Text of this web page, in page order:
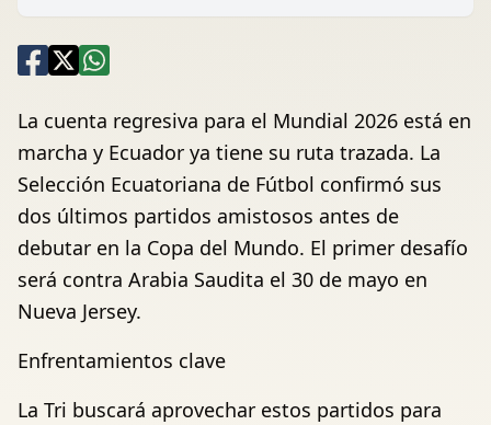
La cuenta regresiva para el Mundial 2026 está en
marcha y Ecuador ya tiene su ruta trazada. La
Selección Ecuatoriana de Fútbol confirmó sus
dos últimos partidos amistosos antes de
debutar en la Copa del Mundo. El primer desafío
será contra Arabia Saudita el 30 de mayo en
Nueva Jersey.
Enfrentamientos clave
La Tri buscará aprovechar estos partidos para